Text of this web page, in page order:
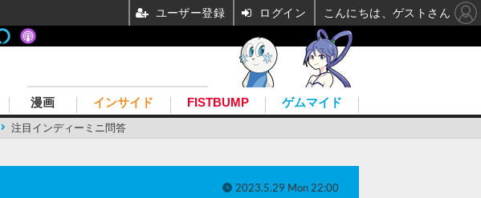
注目インディーミニ問答
漫画 インサイド FISTBUMP ゲムマイド
2023.5.29 Mon 22:00
ユーザー登録 ログイン こんにちは、ゲストさん